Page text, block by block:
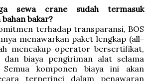
sewa crane sudah termasuk
bakar?
terhadap transparansi, BOS
menawarkan paket lengkap (all-
mencakup operator bersertifikat,
dan biaya pengiriman alat selama
Semua komponen biaya ini akan
terperinci dalam penawaran